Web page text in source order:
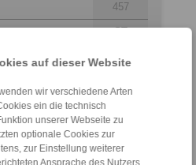
auf dieser Website
wir verschiedene Arten
ein die technisch
unserer Webseite zu
optionale Cookies zur
zur Einstellung weiterer
Ansprache des Nutzers
457
ST